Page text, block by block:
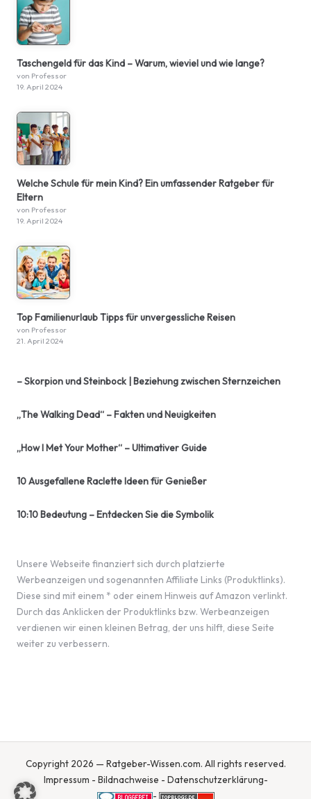
Taschengeld für das Kind – Warum, wieviel und wie lange?
von Professor
19. April 2024
Welche Schule für mein Kind? Ein umfassender Ratgeber für
Eltern
von Professor
19. April 2024
Top Familienurlaub Tipps für unvergessliche Reisen
von Professor
21. April 2024
– Skorpion und Steinbock | Beziehung zwischen Sternzeichen
„The Walking Dead“ – Fakten und Neuigkeiten
„How I Met Your Mother“ – Ultimativer Guide
10 Ausgefallene Raclette Ideen für Genießer
10:10 Bedeutung – Entdecken Sie die Symbolik
Unsere Webseite finanziert sich durch platzierte
Werbeanzeigen und sogenannten Affiliate Links (Produktlinks).
Diese sind mit einem * oder einem Hinweis auf Amazon verlinkt.
Durch das Anklicken der Produktlinks bzw. Werbeanzeigen
verdienen wir einen kleinen Betrag, der uns hilft, diese Seite
weiter zu verbessern.
Copyright 2026 — Ratgeber-Wissen.com. All rights reserved.
Impressum - Bildnachweise - Datenschutzerklärung-
-